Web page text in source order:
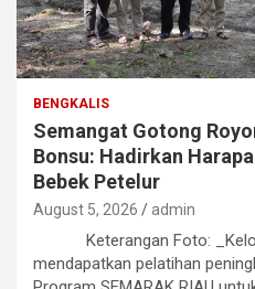
BENGKALIS
Semangat Gotong
Bonsu: Hadirkan
Bebek Petelur
August 5, 2026 admin
Keterangan Foto:
mendapatkan pelatihan